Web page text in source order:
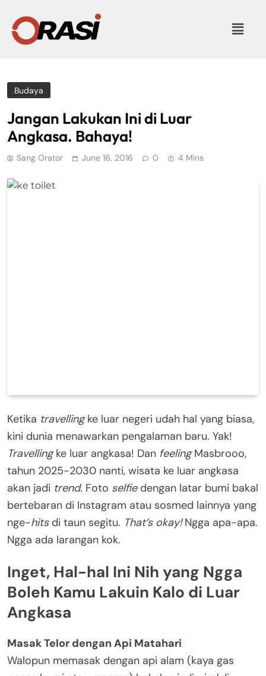
Budaya
Jangan Lakukan Ini di Luar
Angkasa. Bahaya!
Sang Orator June 16, 2016 0 4 Mins
Ketika travellingke luar negeri udah hal yang biasa,
kini dunia menawarkan pengalaman baru. Yak!
Travellingke luar angkasa! Dan feelingMasbrooo,
tahun 2025-2030 nanti, wisata ke luar angkasa
akan jadi trend. Foto selfie dengan latar bumi bakal
bertebaran di Instagram atau sosmed lainnya yang
nge-hits di taun segitu. That’s okay!Ngga apa-apa.
Ngga ada larangan kok.
Inget, Hal-hal Ini Nih yang Ngga
Boleh Kamu Lakuin Kalo di Luar
Angkasa
Masak Telor dengan Api Matahari
Walopun memasak dengan api alam (kaya gas